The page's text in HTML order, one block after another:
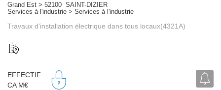
Grand Est > 52100 SAINT-DIZIER
Services à l'industrie > Services à l'industrie
Travaux d'installation électrique dans tous locaux(4321A)
EFFECTIF
CA M€